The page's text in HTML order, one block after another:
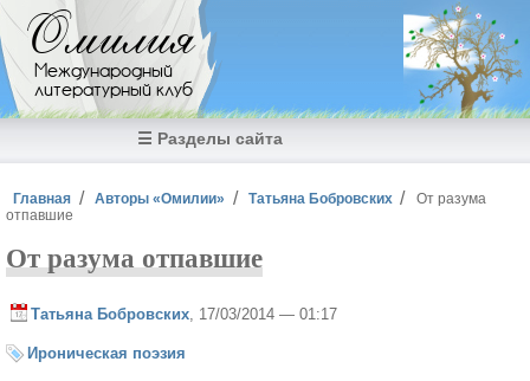
Перейти к основному содержанию
Омилия
Международный
литературный клуб
☰ Разделы сайта
Вы здесь
Главная Авторы «Омилии» Татьяна Бобровских
От разума
отпавшие
От разума отпавшие
Татьяна Бобровских , 17/03/2014 — 01:17
Ироническая поэзия